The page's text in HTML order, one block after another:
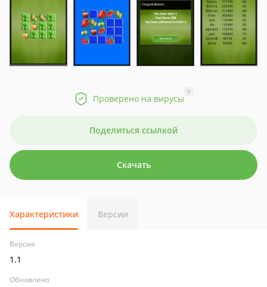
Проверено на вирусы
?
Поделиться ссылкой
Скачать
Характеристики Версии
Версия
1.1
Обновлено